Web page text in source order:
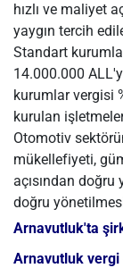
hızlı ve maliyet
yaygın tercih
Standart
14.000.000
kurumlar vergisi
kurulan
Otomotiv
mükellefiyeti,
açısından doğru
doğru
Arnavutluk'ta
Arnavutluk vergi